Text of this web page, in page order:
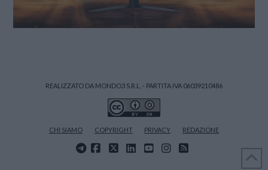
REALIZZATO DA MONDO3 S.R.L. - PARTITA IVA 06039210486
CHI SIAMO COPYRIGHT PRIVACY REDAZIONE